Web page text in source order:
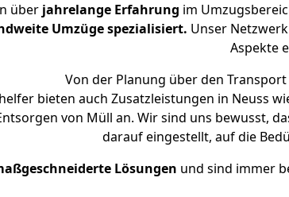
überjahrelange Erfahrung im
Umzüge spezialisiert. Unser
Aspekte
Von der Planung über den
bieten auch Zusatzleistungen in Neuss
von Müll an. Wir sind uns bewusst,
darauf eingestellt, auf die
Lösungen und sind immer